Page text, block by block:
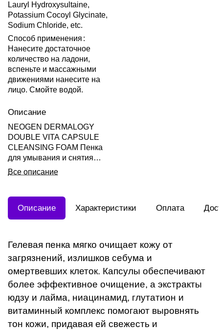
Lauryl Hydroxysultaine,
Potassium Cocoyl Glycinate,
Sodium Chloride, etc.
Способ применения :
Нанесите достаточное
количество на ладони,
вспеньте и массажными
движениями нанесите на
лицо. Смойте водой.
Описание
NEOGEN DERMALOGY
DOUBLE VITA CAPSULE
CLEANSING FOAM Пенка
для умывания и снятия
макияжа с витаминами
Double Vita 150мл
Все описание
Описание Характеристики Оплата
Гелевая пенка мягко очищает кожу от
загрязнений, излишков себума и
омертвевших клеток. Капсулы обеспечивают
более эффективное очищение, а экстракты
юдзу и лайма, ниацинамид, глутатион и
витаминный комплекс помогают выровнять
тон кожи, придавая ей свежесть и